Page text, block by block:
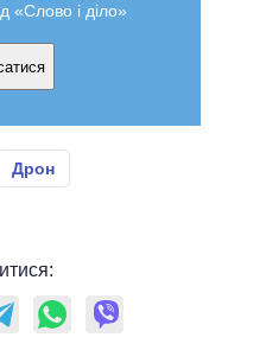
«Слово і діло»
Дрон